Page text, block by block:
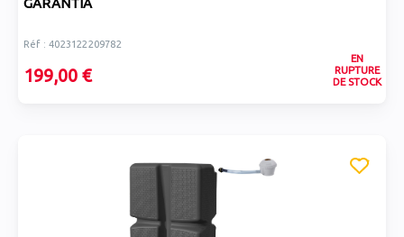
GARANTIA
Réf : 4023122209782
199,00 €
EN
RUPTURE
DE STOCK